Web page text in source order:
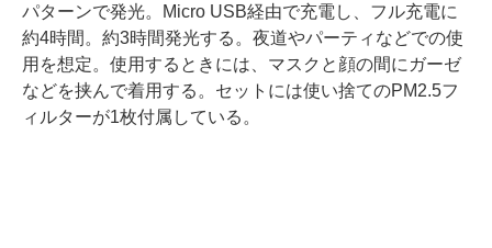
パターンで発光。Micro USB経由で充電し、フル充電に
約4時間。約3時間発光する。夜道やパーティなどでの使
用を想定。使用するときには、マスクと顔の間にガーゼ
などを挟んで着用する。セットには使い捨てのPM2.5フ
ィルターが1枚付属している。